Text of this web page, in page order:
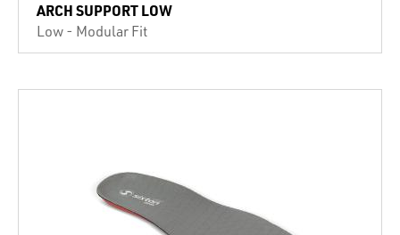
ARCH SUPPORT LOW
Low - Modular Fit